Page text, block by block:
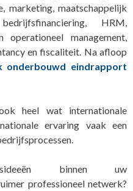
marketing, maatschappelijk
HRM,
operationeel management,
en fiscaliteit. Na afloop
onderbouwd eindrapport
heel wat internationale
ervaring vaak een
binnen uw
professioneel netwerk?